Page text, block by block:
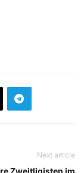
Next article
Zweitligisten im